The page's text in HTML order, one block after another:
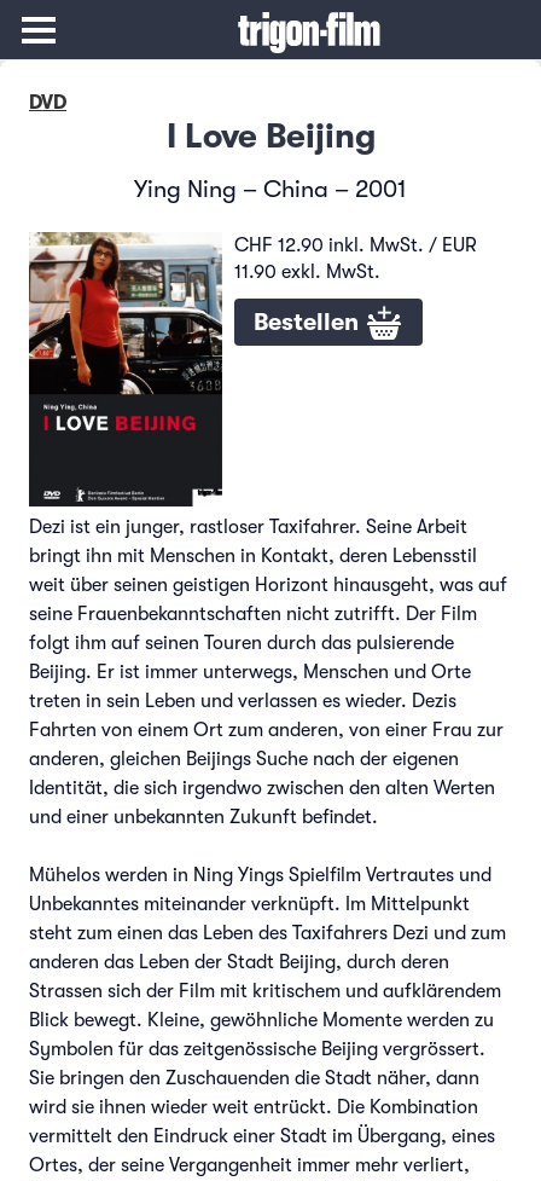
DVD
I Love Beijing
Ying Ning – China – 2001
CHF 12.90 inkl. MwSt. / EUR
11.90 exkl. MwSt.
Bestellen
Dezi ist ein junger, rastloser Taxifahrer. Seine Arbeit
bringt ihn mit Menschen in Kontakt, deren Lebensstil
weit über seinen geistigen Horizont hinausgeht, was auf
seine Frauenbekanntschaften nicht zutrifft. Der Film
folgt ihm auf seinen Touren durch das pulsierende
Beijing. Er ist immer unterwegs, Menschen und Orte
treten in sein Leben und verlassen es wieder. Dezis
Fahrten von einem Ort zum anderen, von einer Frau zur
anderen, gleichen Beijings Suche nach der eigenen
Identität, die sich irgendwo zwischen den alten Werten
und einer unbekannten Zukunft befindet.
Mühelos werden in Ning Yings Spielfilm Vertrautes und
Unbekanntes miteinander verknüpft. Im Mittelpunkt
steht zum einen das Leben des Taxifahrers Dezi und zum
anderen das Leben der Stadt Beijing, durch deren
Strassen sich der Film mit kritischem und aufklärendem
Blick bewegt. Kleine, gewöhnliche Momente werden zu
Symbolen für das zeitgenössische Beijing vergrössert.
Sie bringen den Zuschauenden die Stadt näher, dann
wird sie ihnen wieder weit entrückt. Die Kombination
vermittelt den Eindruck einer Stadt im Übergang, eines
Ortes, der seine Vergangenheit immer mehr verliert,